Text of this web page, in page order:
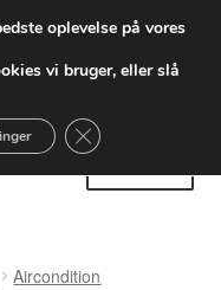
55 kr.
forsendelse
Aircondition
oplevelse på vores
vi bruger, eller slå
Close GDPR